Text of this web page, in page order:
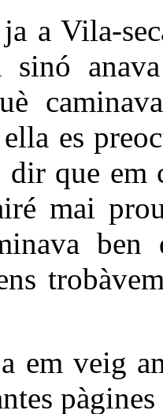
a Vila-
sinó
es
dir que
mai
em veig
pàgines